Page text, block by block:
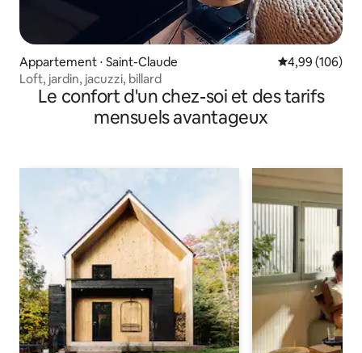
Appartement ⋅ Saint-Claude Évaluation
4,99 (106)
Loft, jardin, jacuzzi, billard
Le confort d'un chez-soi et des tarifs
mensuels avantageux